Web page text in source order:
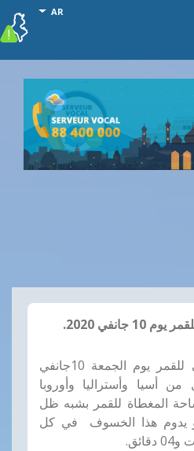
AR
actions
2020.
يومالجمعة 10
جانفي
أسيا وأستراليا وأوروبا
المغطاة للقمر بشبه ظل
هذا الخسوف في كل